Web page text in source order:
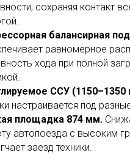
сохраняя контакт
балансирная
равномерное
хода при полной
ССУ
настраивается под
площадка 874 мм.
автопоезда с высоким
заезд техники.